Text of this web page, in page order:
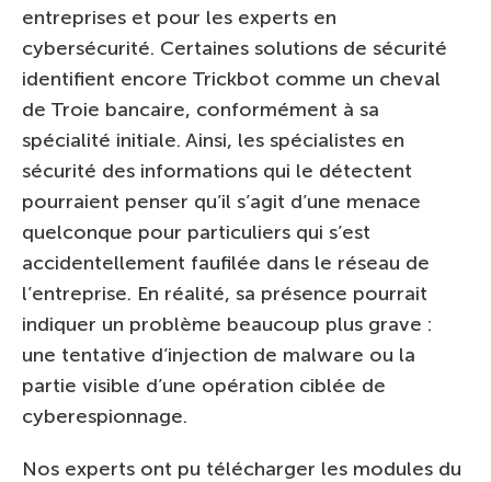
entreprises et pour les experts en
cybersécurité. Certaines solutions de sécurité
identifient encore Trickbot comme un cheval
de Troie bancaire, conformément à sa
spécialité initiale. Ainsi, les spécialistes en
sécurité des informations qui le détectent
pourraient penser qu’il s’agit d’une menace
quelconque pour particuliers qui s’est
accidentellement faufilée dans le réseau de
l’entreprise. En réalité, sa présence pourrait
indiquer un problème beaucoup plus grave :
une tentative d’injection de malware ou la
partie visible d’une opération ciblée de
cyberespionnage.
Nos experts ont pu télécharger les modules du